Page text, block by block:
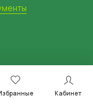
Кабинет